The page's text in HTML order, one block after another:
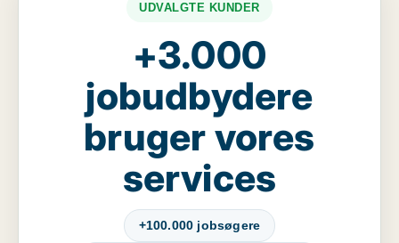
UDVALGTE KUNDER
+3.000
jobudbydere
bruger vores
services
+100.000 jobsøgere